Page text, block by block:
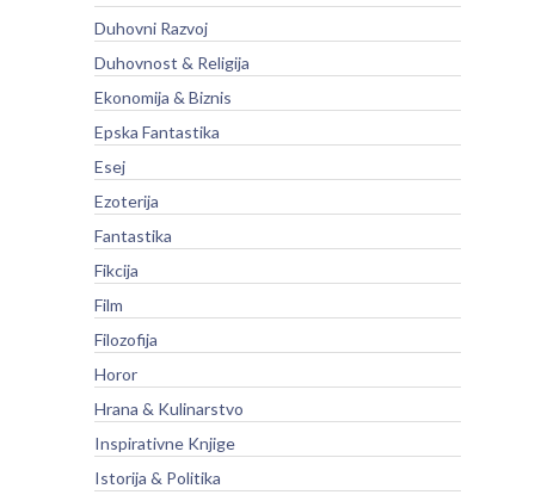
Duhovni Razvoj
Duhovnost & Religija
Ekonomija & Biznis
Epska Fantastika
Esej
Ezoterija
Fantastika
Fikcija
Film
Filozofija
Horor
Hrana & Kulinarstvo
Inspirativne Knjige
Istorija & Politika